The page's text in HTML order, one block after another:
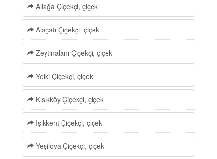
Aliağa Çiçekçi, çiçek
Alaçatı Çiçekçi, çiçek
Zeytinalanı Çiçekçi, çiçek
Yelki Çiçekçi, çiçek
Kısıkköy Çiçekçi, çiçek
Işıkkent Çiçekçi, çiçek
Yeşilova Çiçekçi, çiçek